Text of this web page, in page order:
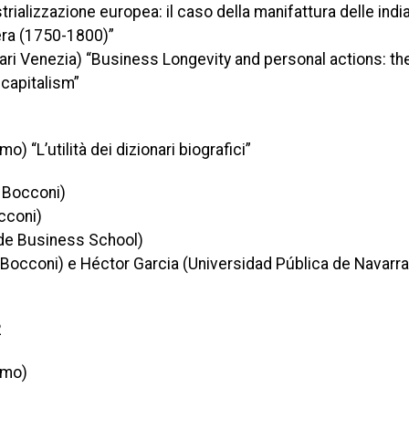
europea: il caso della manifattura delle
(1750-1800)”
Venezia) “Business Longevity and personal actions:
“L’utilità dei dizionari biografici”
Business School)
e Héctor Garcia (Universidad Pública de